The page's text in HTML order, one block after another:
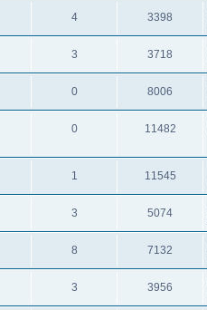
4 3398
3 3718
0 8006
0 11482
1 11545
3 5074
8 7132
3 3956